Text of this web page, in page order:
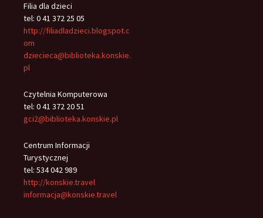
Filia dla dzieci
tel: 0 41 372 25 05
http://filiadladzieci.blogspot.c
om
dziecieca@biblioteka.konskie.
pl
Czytelnia Komputerowa
tel: 0 41 372 20 51
gci2@biblioteka.konskie.pl
Centrum Informacji
Turystycznej
tel: 534 042 989
http://konskie.travel
informacja@konskie.travel